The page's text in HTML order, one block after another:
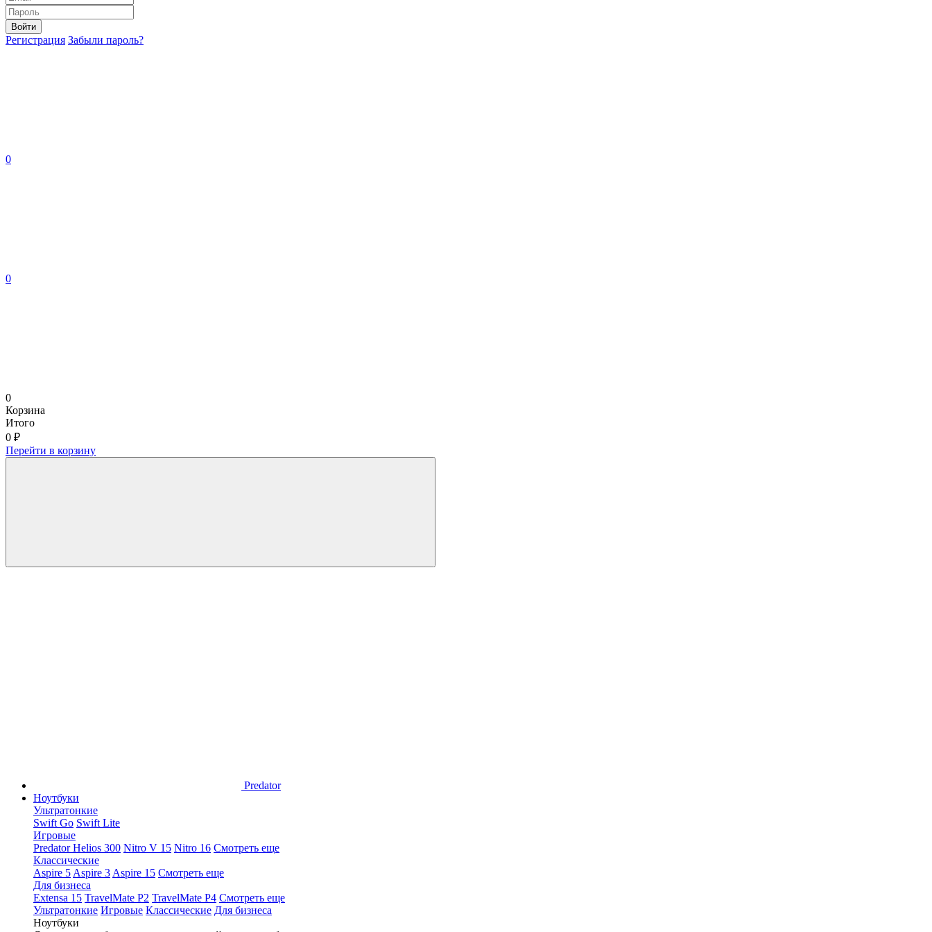
Войти
Регистрация Забыли пароль?
0
0
0
Корзина
Итого
0 ₽
Перейти в корзину
Predator
Ноутбуки
Ультратонкие
Swift Go Swift Lite
Игровые
Predator Helios 300 Nitro V 15 Nitro 16 Смотреть еще
Классические
Aspire 5 Aspire 3 Aspire 15 Смотреть еще
Для бизнеса
Extensa 15 TravelMate P2 TravelMate P4 Смотреть еще
Ультратонкие Игровые Классические Для бизнеса
Ноутбуки